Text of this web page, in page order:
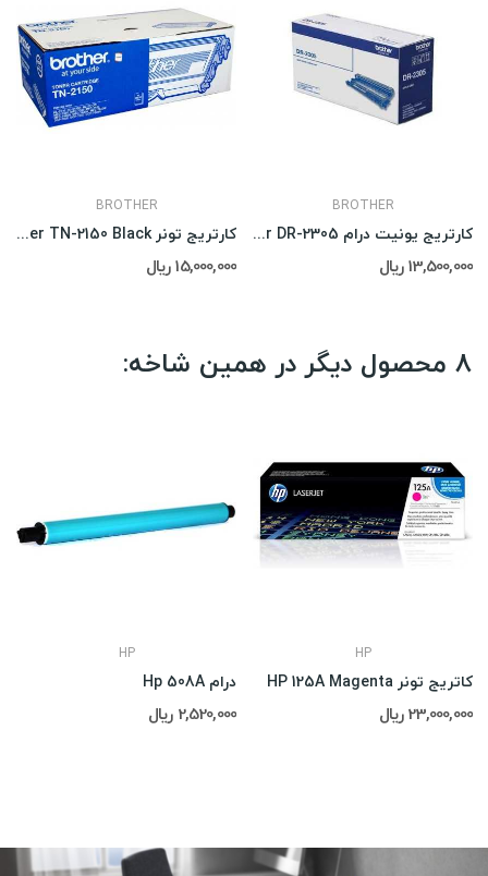
BROTHER
کارتریج تونر brother TN-2150 Black
15,000,000 ریال
BROTHER
کارتریج یونیت درام Brother DR-2305
13,500,000 ریال
8 محصول دیگر در همین شاخه:
HP
درام Hp 508A
2,520,000 ریال
HP
کاتریج تونر HP 125A Magenta
23,000,000 ریال